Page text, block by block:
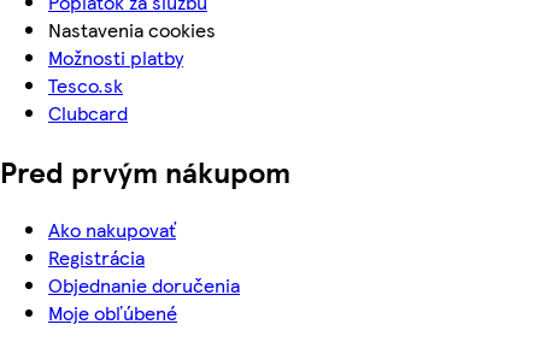
Nastavenia cookies
Možnosti platby
Tesco.sk
Clubcard
Pred prvým nákupom
Ako nakupovať
Registrácia
Objednanie doručenia
Moje obľúbené